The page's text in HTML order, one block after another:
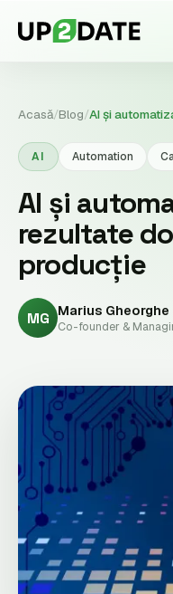
Acasă/Blog/AI și
AI Automation
AI și
rezultate
producție
MG Marius Gheorghe
Co-founder &